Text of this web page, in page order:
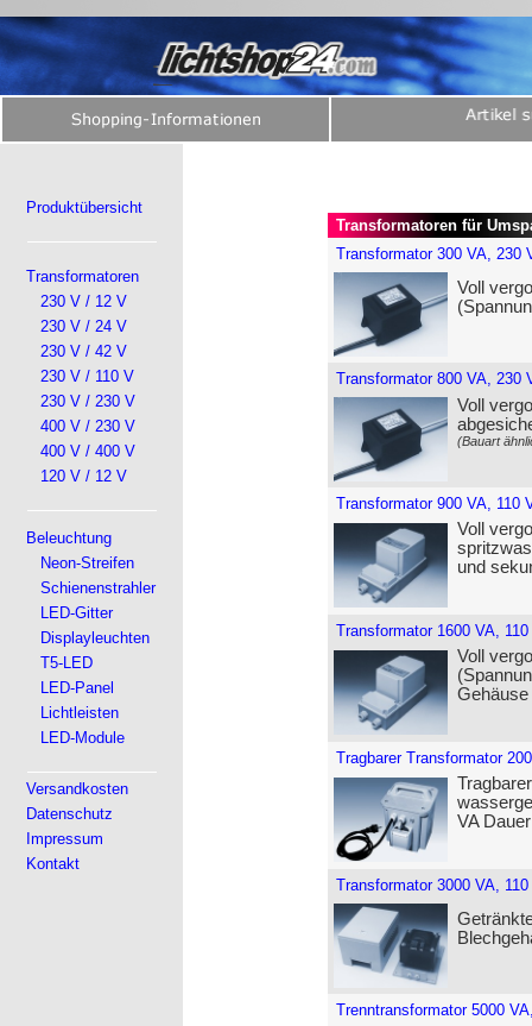
Produktübersicht
Transformatoren
230 V / 12 V
230 V / 24 V
230 V / 42 V
230 V / 110 V
230 V / 230 V
400 V / 230 V
400 V / 400 V
120 V / 12 V
Beleuchtung
Neon-Streifen
Schienenstrahler
LED-Gitter
Displayleuchten
T5-LED
LED-Panel
Lichtleisten
LED-Module
Versandkosten
Datenschutz
Impressum
Kontakt
Transformatoren für
Transformator 300 VA, 230
Voll
Transformator 800 VA, 230
Voll
(Bauart
Transformator 900 VA, 110
Voll
und
Transformator 1600 VA,
Voll
Gehäuse
Tragbarer Transformator
VA
Transformator 3000 VA,
Trenntransformator 5000